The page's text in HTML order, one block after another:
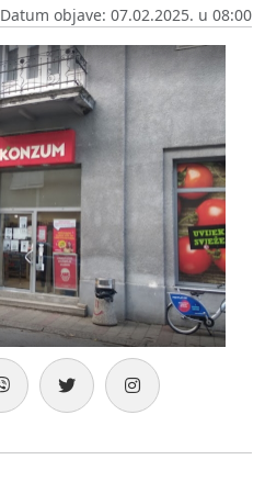
Datum objave: 07.02.2025. u 08:00